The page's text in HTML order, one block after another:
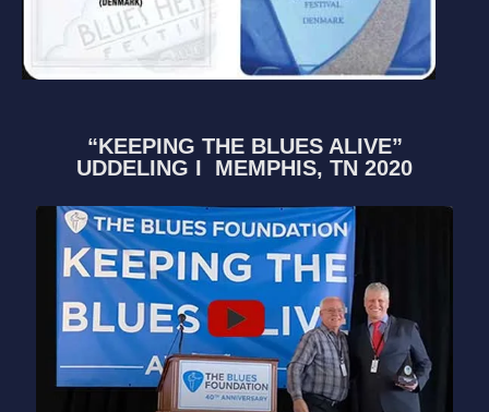
“KEEPING THE BLUES ALIVE”
UDDELING I MEMPHIS, TN 2020